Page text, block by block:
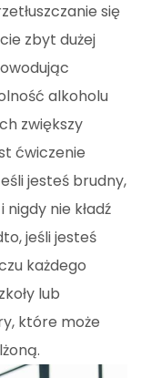
się
zbyt dużej
alkoholu
zwiększy
ćwiczenie
jesteś brudny,
nie kładź
jeśli jesteś
każdego
lub
które może